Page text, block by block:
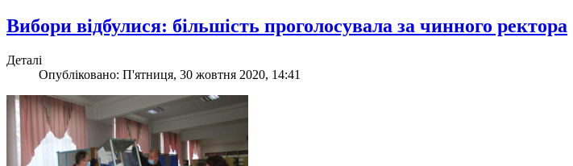
Вибори відбулися: більшість проголосувала за чинного ректора
Деталі
Опубліковано: П'ятниця, 30 жовтня 2020, 14:41